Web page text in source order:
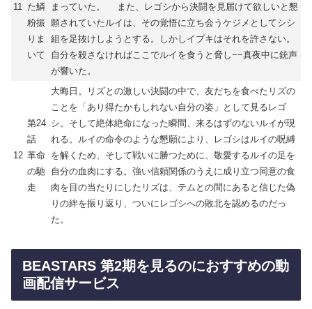
11
た鱗
粉振
りま
いて
まっていた。 また、レゴシから決闘を見届けて欲しいと懇
願されていたルイは、その覚悟に立ち会うケジメとしてシシ
組を足抜けしようとする。しかしイブキはそれを許さない。
自分を殺さなければここでルイを食うと脅し−−真夜中に銃声
が響いた。
12
第24
話
革命
の馳
走
大晦日。リズとの激しい決闘の中で、友だちを食べたリズの
ことを「あり得たかもしれない自分の姿」として見るレゴ
シ。そして絶体絶命になった瞬間、来るはずのないルイが現
れる。ルイの命令のような懇願により、レゴシはルイの呪縛
を解くため、そして戦いに勝つために、敬愛するルイの足を
自分の血肉にする。強い信頼関係のうえに成り立つ同意の食
肉を目の当たりにしたリズは、テムとの間にあると信じた偽
りの絆を振り返り、ついにレゴシへの敗北を認めるのだっ
た。
BEASTARS 第2期を見るのにおすすめの動
画配信サービス